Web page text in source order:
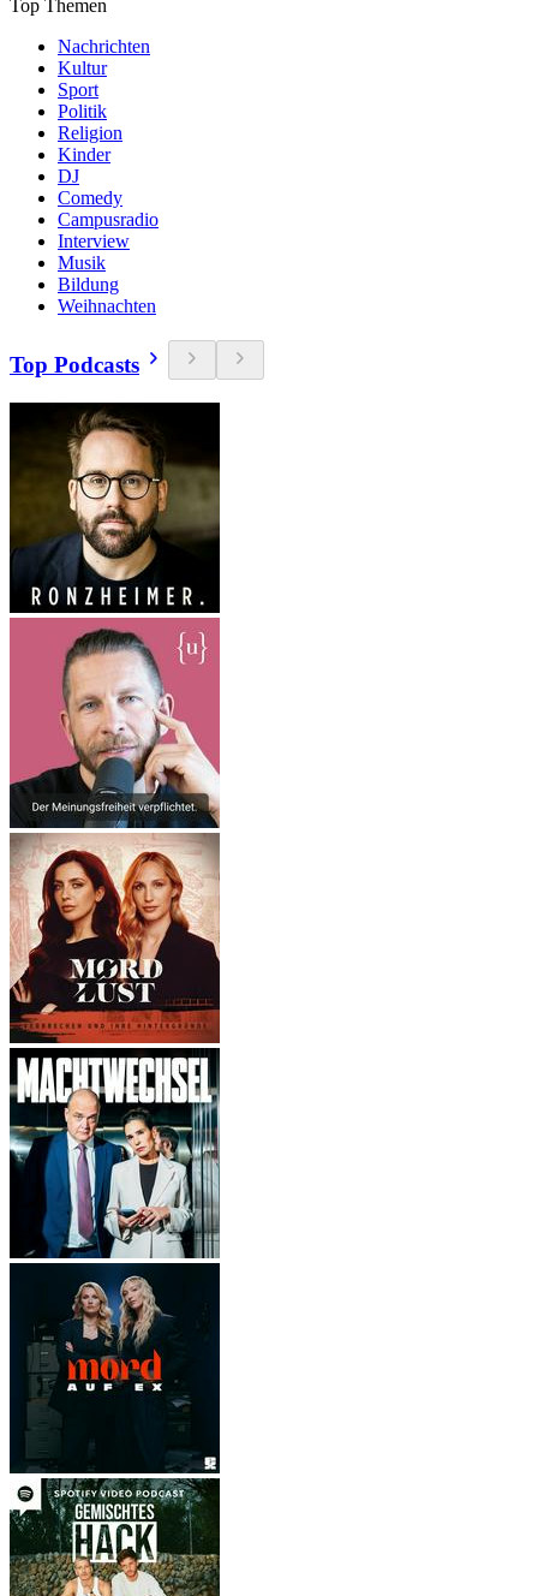
Top Themen
Nachrichten
Kultur
Sport
Politik
Religion
Kinder
DJ
Comedy
Campusradio
Interview
Musik
Bildung
Weihnachten
Top Podcasts